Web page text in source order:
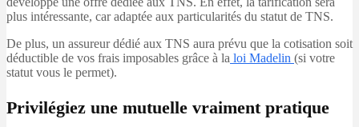
plus intéressante, car adaptée aux particularités du statut de TNS.
De plus, un assureur dédié aux TNS aura prévu que la cotisation soit
déductible de vos frais imposables grâce à la loi Madelin (si votre
statut vous le permet).
Privilégiez une mutuelle vraiment pratique